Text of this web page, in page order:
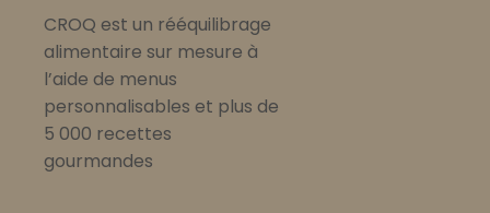
CROQ est un rééquilibrage
alimentaire sur mesure à
l’aide de menus
personnalisables et plus de
5 000 recettes
gourmandes